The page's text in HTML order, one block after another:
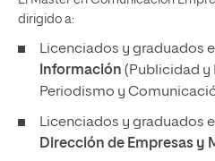
dirigido a:
Licenciados y graduados
Información (Publicidad y
Periodismo y
Licenciados y graduados
Dirección de Empresas y